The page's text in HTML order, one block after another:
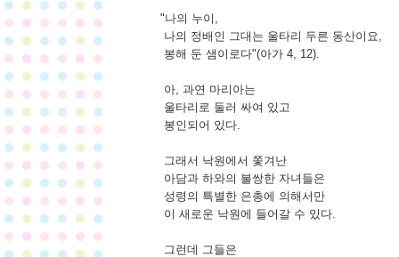
"나의 누이,
나의 정배인 그대는 울타리 두른 동산이요,
봉해 둔 샘이로다"(아가 4, 12).
아, 과연 마리아는
울타리로 둘러 싸여 있고
봉인되어 있다.
그래서 낙원에서 쫓겨난
아담과 하와의 불쌍한 자녀들은
성령의 특별한 은총에 의해서만
이 새로운 낙원에 들어갈 수 있다.
그런데 그들은